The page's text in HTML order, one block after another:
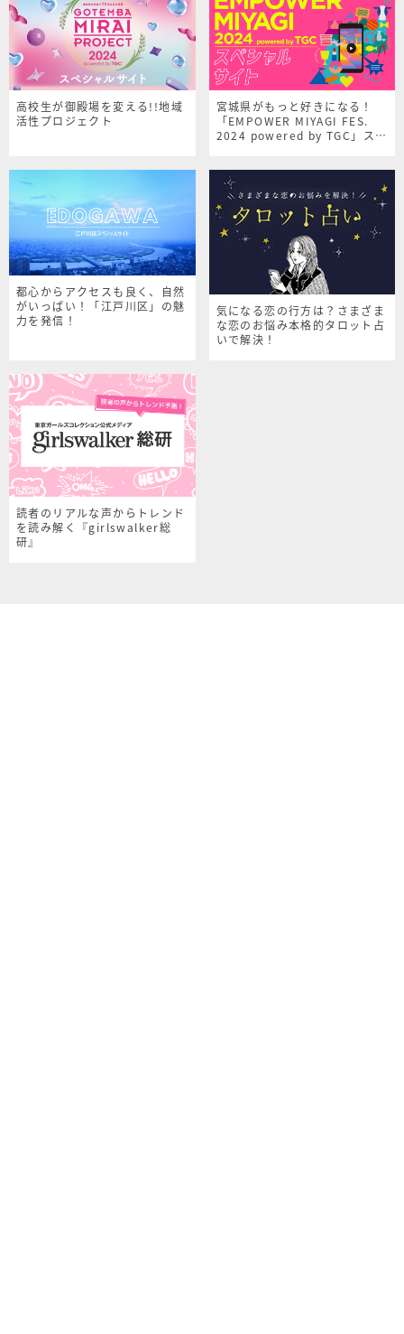
高校生が御殿場を変える!!地域
活性プロジェクト
宮城県がもっと好きになる！
「EMPOWER MIYAGI FES.
2024 powered by TGC」スペ
都心からアクセスも良く、自然
がいっぱい！「江戸川区」の魅
力を発信！
気になる恋の行方は？さまざま
な恋のお悩み本格的タロット占
いで解決！
読者のリアルな声からトレンド
を読み解く『girlswalker総
研』